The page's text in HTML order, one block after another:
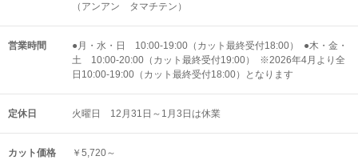
（アンアン タマチテン）
営業時間
●月・水・日 10:00-19:00（カット最終受付18:00） ●木・金・
土 10:00-20:00（カット最終受付19:00） ※2026年4月より全
日10:00-19:00（カット最終受付18:00）となります
定休日 火曜日 12月31日～1月3日は休業
カット価格 ￥5,720～